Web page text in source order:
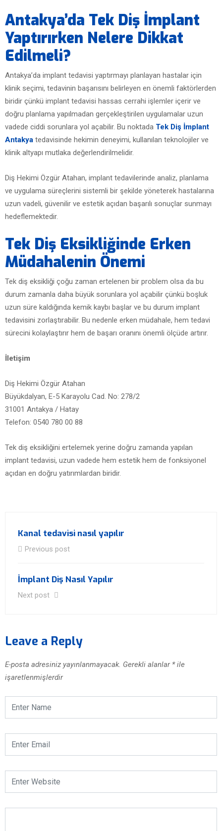
Antakya’da Tek Diş İmplant
Yaptırırken Nelere Dikkat
Edilmeli?
Antakya’da implant tedavisi yaptırmayı planlayan hastalar için
klinik seçimi, tedavinin başarısını belirleyen en önemli faktörlerden
biridir çünkü implant tedavisi hassas cerrahi işlemler içerir ve
doğru planlama yapılmadan gerçekleştirilen uygulamalar uzun
vadede ciddi sorunlara yol açabilir. Bu noktada Tek Diş İmplant
Antakya tedavisinde hekimin deneyimi, kullanılan teknolojiler ve
klinik altyapı mutlaka değerlendirilmelidir.
Diş Hekimi Özgür Atahan, implant tedavilerinde analiz, planlama
ve uygulama süreçlerini sistemli bir şekilde yöneterek hastalarına
uzun vadeli, güvenilir ve estetik açıdan başarılı sonuçlar sunmayı
hedeflemektedir.
Tek Diş Eksikliğinde Erken
Müdahalenin Önemi
Tek diş eksikliği çoğu zaman ertelenen bir problem olsa da bu
durum zamanla daha büyük sorunlara yol açabilir çünkü boşluk
uzun süre kaldığında kemik kaybı başlar ve bu durum implant
tedavisini zorlaştırabilir. Bu nedenle erken müdahale, hem tedavi
sürecini kolaylaştırır hem de başarı oranını önemli ölçüde artırır.
İletişim
Diş Hekimi Özgür Atahan
Büyükdalyan, E-5 Karayolu Cad. No: 278/2
31001 Antakya / Hatay
Telefon: 0540 780 00 88
Tek diş eksikliğini ertelemek yerine doğru zamanda yapılan
implant tedavisi, uzun vadede hem estetik hem de fonksiyonel
açıdan en doğru yatırımlardan biridir.
Kanal tedavisi nasıl yapılır
Previous post
İmplant Diş Nasıl Yapılır
Next post
Leave a Reply
E-posta adresiniz yayınlanmayacak. Gerekli alanlar *ile
işaretlenmişlerdir